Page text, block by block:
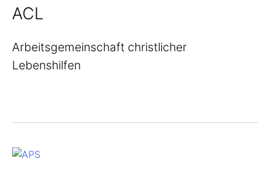
ACL
Arbeitsgemeinschaft christlicher
Lebenshilfen